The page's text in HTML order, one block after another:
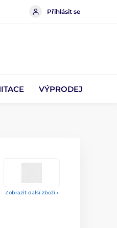
Přihlásit se
VÝPRODEJ
Zobrazit další zboží ›